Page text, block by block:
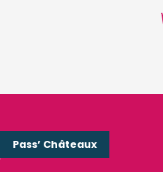
Pass’ Châteaux